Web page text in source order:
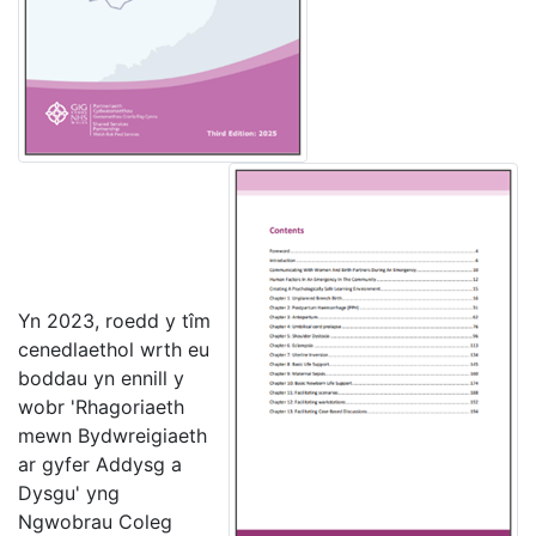
Yn 2023, roedd y tîm
cenedlaethol wrth eu
boddau yn ennill y
wobr 'Rhagoriaeth
mewn Bydwreigiaeth
ar gyfer Addysg a
Dysgu' yng
Ngwobrau Coleg